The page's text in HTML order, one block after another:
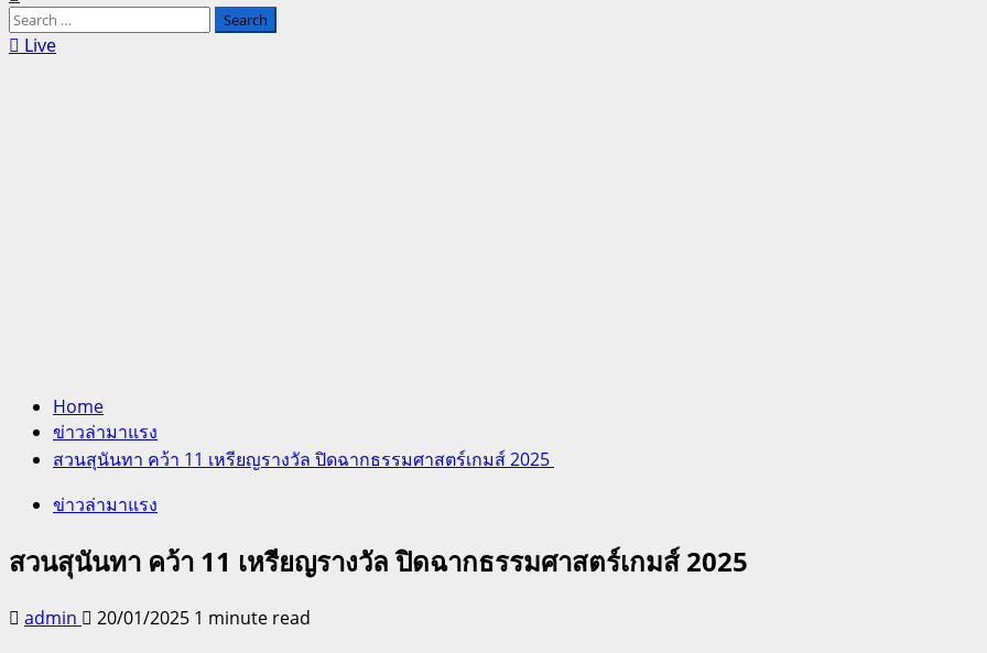
Search
for:Live
Home
ข่าวล่ามาแรง
สวนสุนันทา คว้า 11 เหรียญรางวัล ปิดฉากธรรมศาสตร์เกมส์ 2025
ข่าวล่ามาแรง
สวนสุนันทา คว้า 11 เหรียญรางวัล ปิดฉากธรรมศาสตร์เกมส์ 2025
admin 20/01/2025 1 minute read